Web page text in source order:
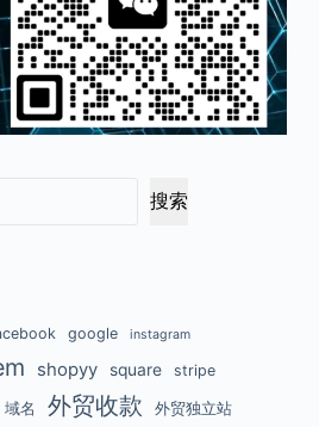
搜索
google instagram
shopyy square stripe
域名 外贸收款 外贸独立站